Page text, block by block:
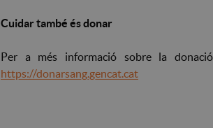
Cuidar també és donar
Per a més informació sobre la
https://donarsang.gencat.cat